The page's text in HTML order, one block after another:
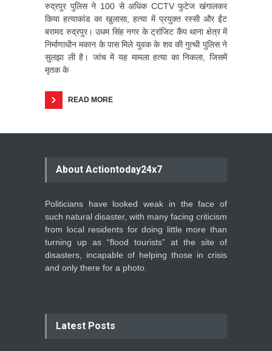
रुद्रपुर पुलिस ने 100 से अधिक CCTV फुटेज खंगालकर
किया हत्याकांड का खुलासा, हत्या में प्रयुक्त रस्सी और ईंट
बरामद रुद्रपुर। उधम सिंह नगर के ट्रांजिट कैंप थाना क्षेत्र में
निर्माणाधीन मकान के पास मिले युवक के शव की गुत्थी पुलिस ने
सुलझा ली है। जांच में यह मामला हत्या का निकला, जिसमें
मृतक के
READ MORE
About Actiontoday24x7
Politicians have looked weak in the face of
such natural disaster, with many facing criticism
from local residents for doing little more than
turning up as “flood tourists” at the site of
disasters, incapable of helping those in crisis
and only there for a photo.
Latest Posts